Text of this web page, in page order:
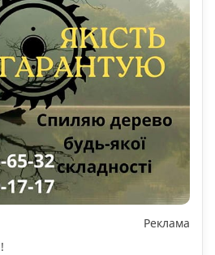
Реклама